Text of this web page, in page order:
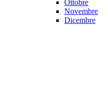
Ottobre
Novembre
Dicembre